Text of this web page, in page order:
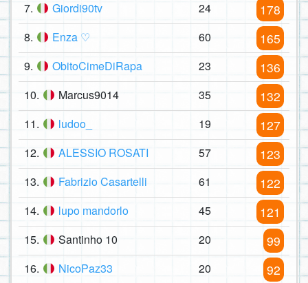
7. Giordi90tv 24 178
8. Enza ♡ 60 165
9. ObitoCimeDiRapa 23 136
10. Marcus9014 35 132
11. ludoo_ 19 127
12. ALESSIO ROSATI 57 123
13. Fabrizio Casartelli 61 122
14. lupo mandorlo 45 121
15. Santinho 10 20 99
16. NicoPaz33 20 92